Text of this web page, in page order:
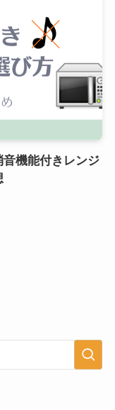
機能付きレンジ